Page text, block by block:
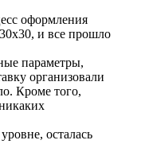
оформления
30х30, и все прошло
параметры,
организовали
Кроме того,
осталась